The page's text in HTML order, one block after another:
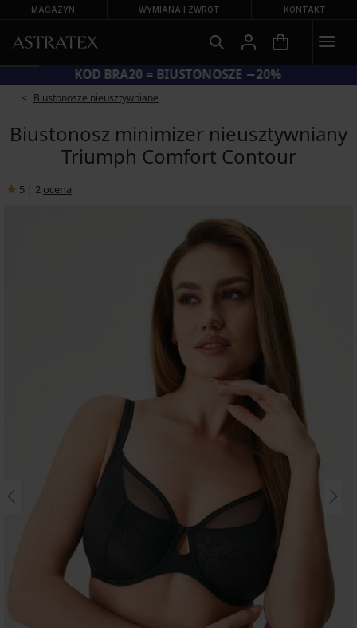
MAGAZYN WYMIANA I ZWROT KONTAKT
KOD BRA20 = BIUSTONOSZE −20%
Biustonosze nieusztywniane
Biustonosz minimizer nieusztywniany
Triumph Comfort Contour
5 2 ocena